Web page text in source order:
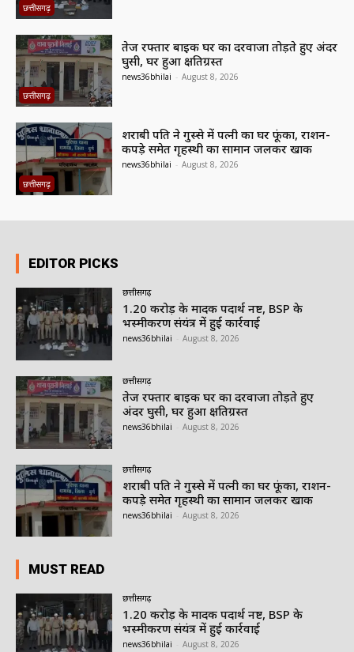
छत्तीसगढ़
छत्तीसगढ़
तेज रफ्तार बाइक घर का दरवाजा तोड़ते हुए अंदर
घुसी, घर हुआ क्षतिग्रस्त
news36bhilai - August 8, 2026
छत्तीसगढ़
शराबी पति ने गुस्से में पत्नी का घर फूंका, राशन-
कपड़े समेत गृहस्थी का सामान जलकर खाक
news36bhilai - August 8, 2026
EDITOR PICKS
छत्तीसगढ़
1.20 करोड़ के मादक पदार्थ नष्ट, BSP के
भस्मीकरण संयंत्र में हुई कार्रवाई
news36bhilai August 8, 2026
छत्तीसगढ़
तेज रफ्तार बाइक घर का दरवाजा तोड़ते हुए
अंदर घुसी, घर हुआ क्षतिग्रस्त
news36bhilai August 8, 2026
छत्तीसगढ़
शराबी पति ने गुस्से में पत्नी का घर फूंका, राशन-
कपड़े समेत गृहस्थी का सामान जलकर खाक
news36bhilai August 8, 2026
MUST READ
छत्तीसगढ़
1.20 करोड़ के मादक पदार्थ नष्ट, BSP के
भस्मीकरण संयंत्र में हुई कार्रवाई
news36bhilai August 8, 2026